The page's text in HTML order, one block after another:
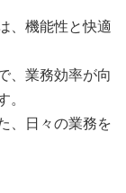
、機能性と快適
、業務効率が向
、日々の業務を